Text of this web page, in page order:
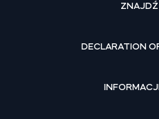
ZNAJDŹ
DECLARATION